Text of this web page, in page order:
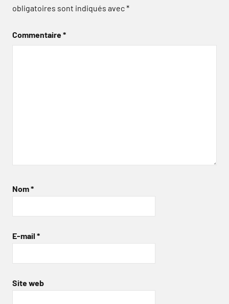
obligatoires sont indiqués avec*
Commentaire*
Nom*
E-mail *
Site web